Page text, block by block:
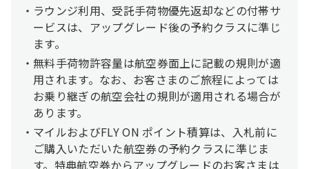
ラウンジ利用、受託手荷物優先返却などの付帯サ
ービスは、アップグレード後の予約クラスに準じ
ます。
無料手荷物許容量は航空券面上に記載の規則が適
用されます。なお、お客さまのご旅程によっては
お乗り継ぎの航空会社の規則が適用される場合が
あります。
マイルおよびFLY ON ポイント積算は、入札前に
ご購入いただいた航空券の予約クラスに準じま
す。特典航空券からアップグレードのお客さまは